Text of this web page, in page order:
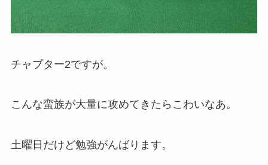
チャプター2ですが。
こんな蛮族が大量に攻めてきたらこわいなあ。
土曜日だけど勉強がんばります。